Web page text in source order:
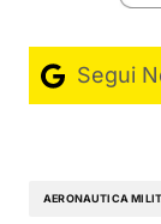
Segui
AERONAUTICA